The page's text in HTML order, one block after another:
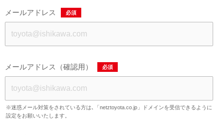
メールアドレス 必須
メールアドレス（確認用） 必須
※迷惑メール対策をされている方は､「netztoyota.co.jp」ドメインを受信できるように
設定をお願いいたします。